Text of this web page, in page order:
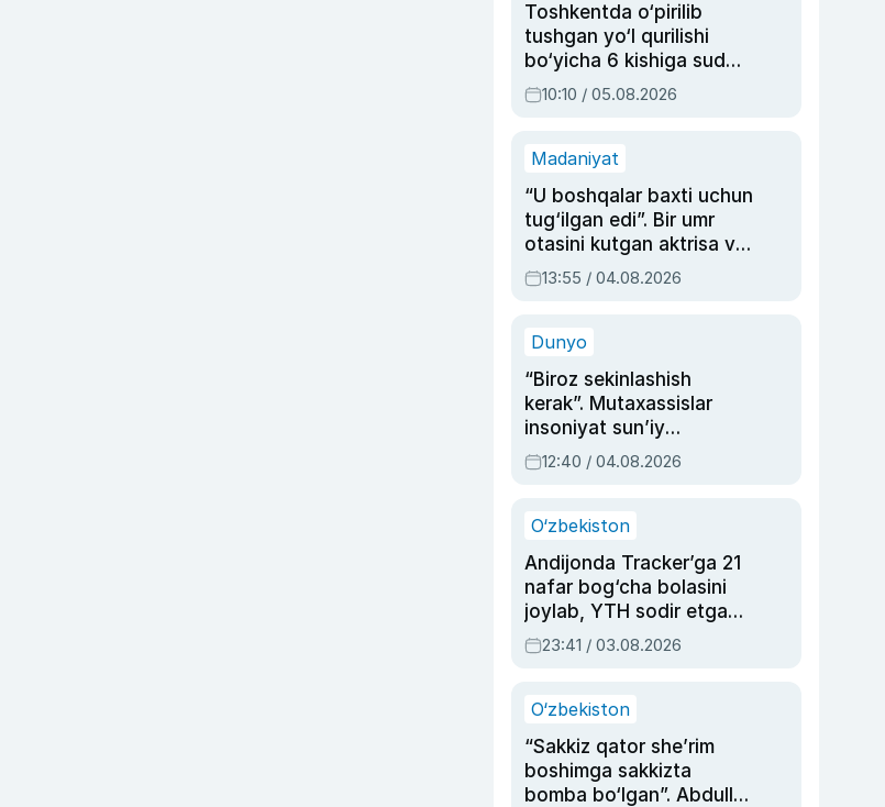
Toshkentda o‘pirilib
tushgan yo‘l qurilishi
bo‘yicha 6 kishiga sud
hukmi o‘qildi
10:10 / 05.08.2026
Madaniyat
“U boshqalar baxti uchun
tug‘ilgan edi”. Bir umr
otasini kutgan aktrisa va
dublyaj ustasi Rimma
Ahmedovaning
13:55 / 04.08.2026
Dunyo
“Biroz sekinlashish
kerak”. Mutaxassislar
insoniyat sun’iy
intellektni boshqara
olmay qolishidan xavotir
12:40 / 04.08.2026
O‘zbekiston
Andijonda Tracker’ga 21
nafar bog‘cha bolasini
joylab, YTH sodir etgan
ayolga sud hukmi o‘qildi
23:41 / 03.08.2026
O‘zbekiston
“Sakkiz qator she’rim
boshimga sakkizta
bomba bo‘lgan”. Abdulla